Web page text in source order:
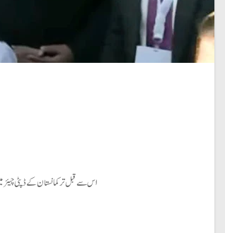
اس سے قبل ترکمانستان کے ڈپٹی